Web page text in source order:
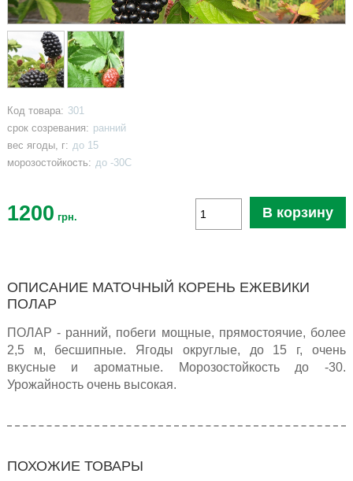
Код товара: 301
срок созревания: ранний
вес ягоды, г: до 15
морозостойкость: до -30С
1200 грн. В корзину
ОПИСАНИЕ МАТОЧНЫЙ КОРЕНЬ ЕЖЕВИКИ
ПОЛАР
ПОЛАР - ранний, побеги мощные, прямостоячие, более
2,5 м, бесшипные. Ягоды округлые, до 15 г, очень
вкусные и ароматные. Морозостойкость до -30.
Урожайность очень высокая.
ПОХОЖИЕ ТОВАРЫ